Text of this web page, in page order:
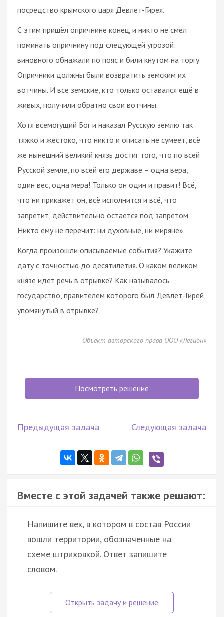
посредство крымского царя Девлет-Гирея.
С этим пришёл опричнине конец, и никто не смел
поминать опричнину под следующей угрозой:
виновного обнажали по пояс и били кнутом на торгу.
Опричники должны были возвратить земским их
вотчины. И все земские, кто только оставался ещё в
живых, получили обратно свои вотчины.
Хотя всемогущий Бог и наказал Русскую землю так
тяжко и жестоко, что никто и описать не сумеет, всё
же нынешний великий князь достиг того, что по всей
Русской земле, по всей его державе – одна вера,
один вес, одна мера! Только он один и правит! Всё,
что ни прикажет он, всё исполнится и всё, что
запретит, действительно остаётся под запретом.
Никто ему не перечит: ни духовные, ни миряне».
Когда произошли описываемые события? Укажите
дату с точностью до десятилетия. О каком великом
князе идет речь в отрывке? Как называлось
государство, правителем которого был Девлет-Гирей,
упомянутый в отрывке?
Объект авторского права ООО «Легион»
Посмотреть решение
Предыдущая задача Следующая задача
Вместе с этой задачей также решают:
Напишите век, в котором в состав России
вошли территории, обозначенные на
схеме штриховкой. Ответ запишите
словом.